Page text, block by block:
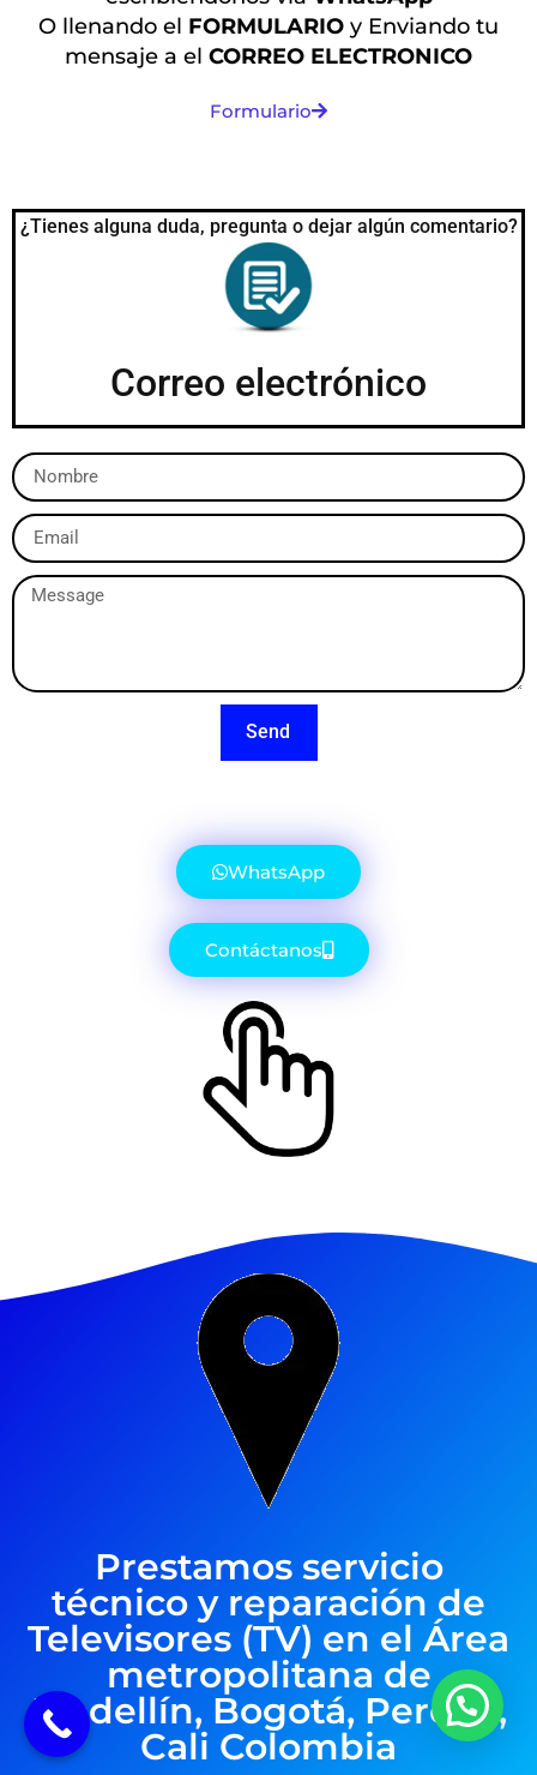
O llenando el FORMULARIO y Enviando tu
mensaje a el CORREO ELECTRONICO
Formulario
WhatsApp
Contáctanos
¿Tienes alguna duda, pregunta o dejar algún comentario?
Correo electrónico
Send
Prestamos servicio
técnico y reparación de
Televisores (TV) en el Área
metropolitana de
Medellín, Bogotá, Pereira,
Cali Colombia